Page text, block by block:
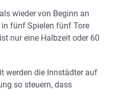
wieder von Beginn an
fünf Spielen fünf Tore
nur eine Halbzeit oder 60
werden die Innstädter auf
so steuern, dass